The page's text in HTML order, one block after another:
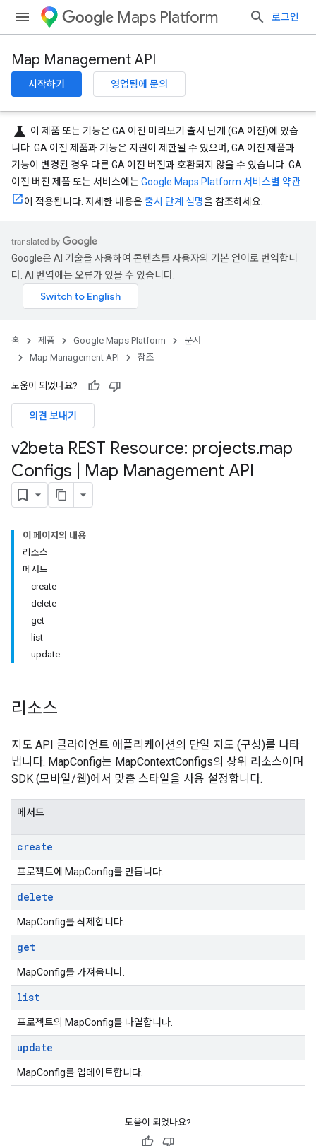
Maps Platform 로그인
Map Management API
시작하기 영업팀에 문의
science 이 제품 또는 기능은 GA 이전 미리보기 출시 단계 (GA 이전)에 있습
니다. GA 이전 제품과 기능은 지원이 제한될 수 있으며, GA 이전 제품과
기능이 변경된 경우 다른 GA 이전 버전과 호환되지 않을 수 있습니다. GA
이전 버전 제품 또는 서비스에는Google Maps Platform 서비스별 약관
이 적용됩니다. 자세한 내용은출시 단계 설명을 참조하세요.
Google은 AI 기술을 사용하여 콘텐츠를 사용자의 기본 언어로 번역합니
다. AI 번역에는 오류가 있을 수 있습니다.
홈 제품 Google Maps Platform
문서
Map Management API
참조
도움이 되었나요?
의견 보내기
v2beta REST Resource: projects.map
Configs
Map Management API
이 페이지의 내용
리소스
메서드
create
delete
get
list
update
리소스
지도 API 클라이언트 애플리케이션의 단일 지도 (구성)를 나타
냅니다. MapConfig는 MapContextConfigs의 상위 리소스이며
SDK (모바일/웹)에서 맞춤 스타일을 사용 설정합니다.
메서드
create
프로젝트에 MapConfig를 만듭니다.
delete
MapConfig를 삭제합니다.
get
MapConfig를 가져옵니다.
list
프로젝트의 MapConfig를 나열합니다.
update
MapConfig를 업데이트합니다.
도움이 되었나요?